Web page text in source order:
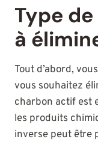
Type
à
Tout d’abord,
vous souhaitez
charbon actif est
les produits
inverse peut être